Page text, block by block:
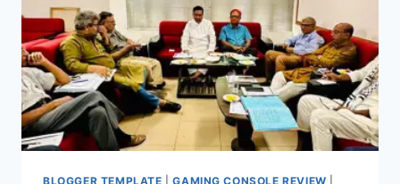
মার্চ
ফর
গাজা
BLOGGER TEMPLATE |GAMING CONSOLE REVIEW